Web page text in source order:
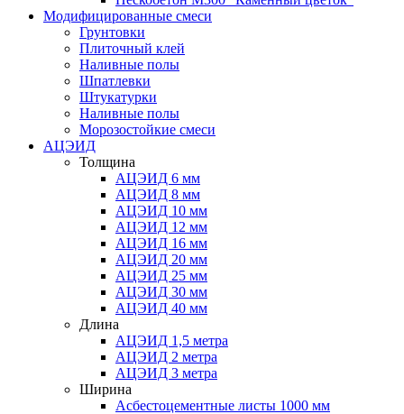
Модифицированные смеси
Грунтовки
Плиточный клей
Наливные полы
Шпатлевки
Штукатурки
Наливные полы
Морозостойкие смеси
АЦЭИД
Толщина
АЦЭИД 6 мм
АЦЭИД 8 мм
АЦЭИД 10 мм
АЦЭИД 12 мм
АЦЭИД 16 мм
АЦЭИД 20 мм
АЦЭИД 25 мм
АЦЭИД 30 мм
АЦЭИД 40 мм
Длина
АЦЭИД 1,5 метра
АЦЭИД 2 метра
АЦЭИД 3 метра
Ширина
Асбестоцементные листы 1000 мм